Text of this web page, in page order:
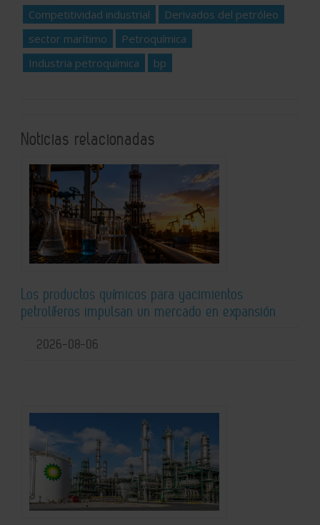
Competitividad industrial
Derivados del petróleo
sector marítimo
Petroquímica
Industria petroquímica
bp
Noticias relacionadas
Los productos químicos para yacimientos
petrolíferos impulsan un mercado en expansión
2026-08-06